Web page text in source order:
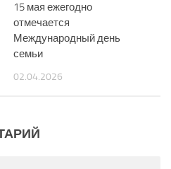
15 мая ежегодно
отмечается
Международный день
семьи
02.04.2026